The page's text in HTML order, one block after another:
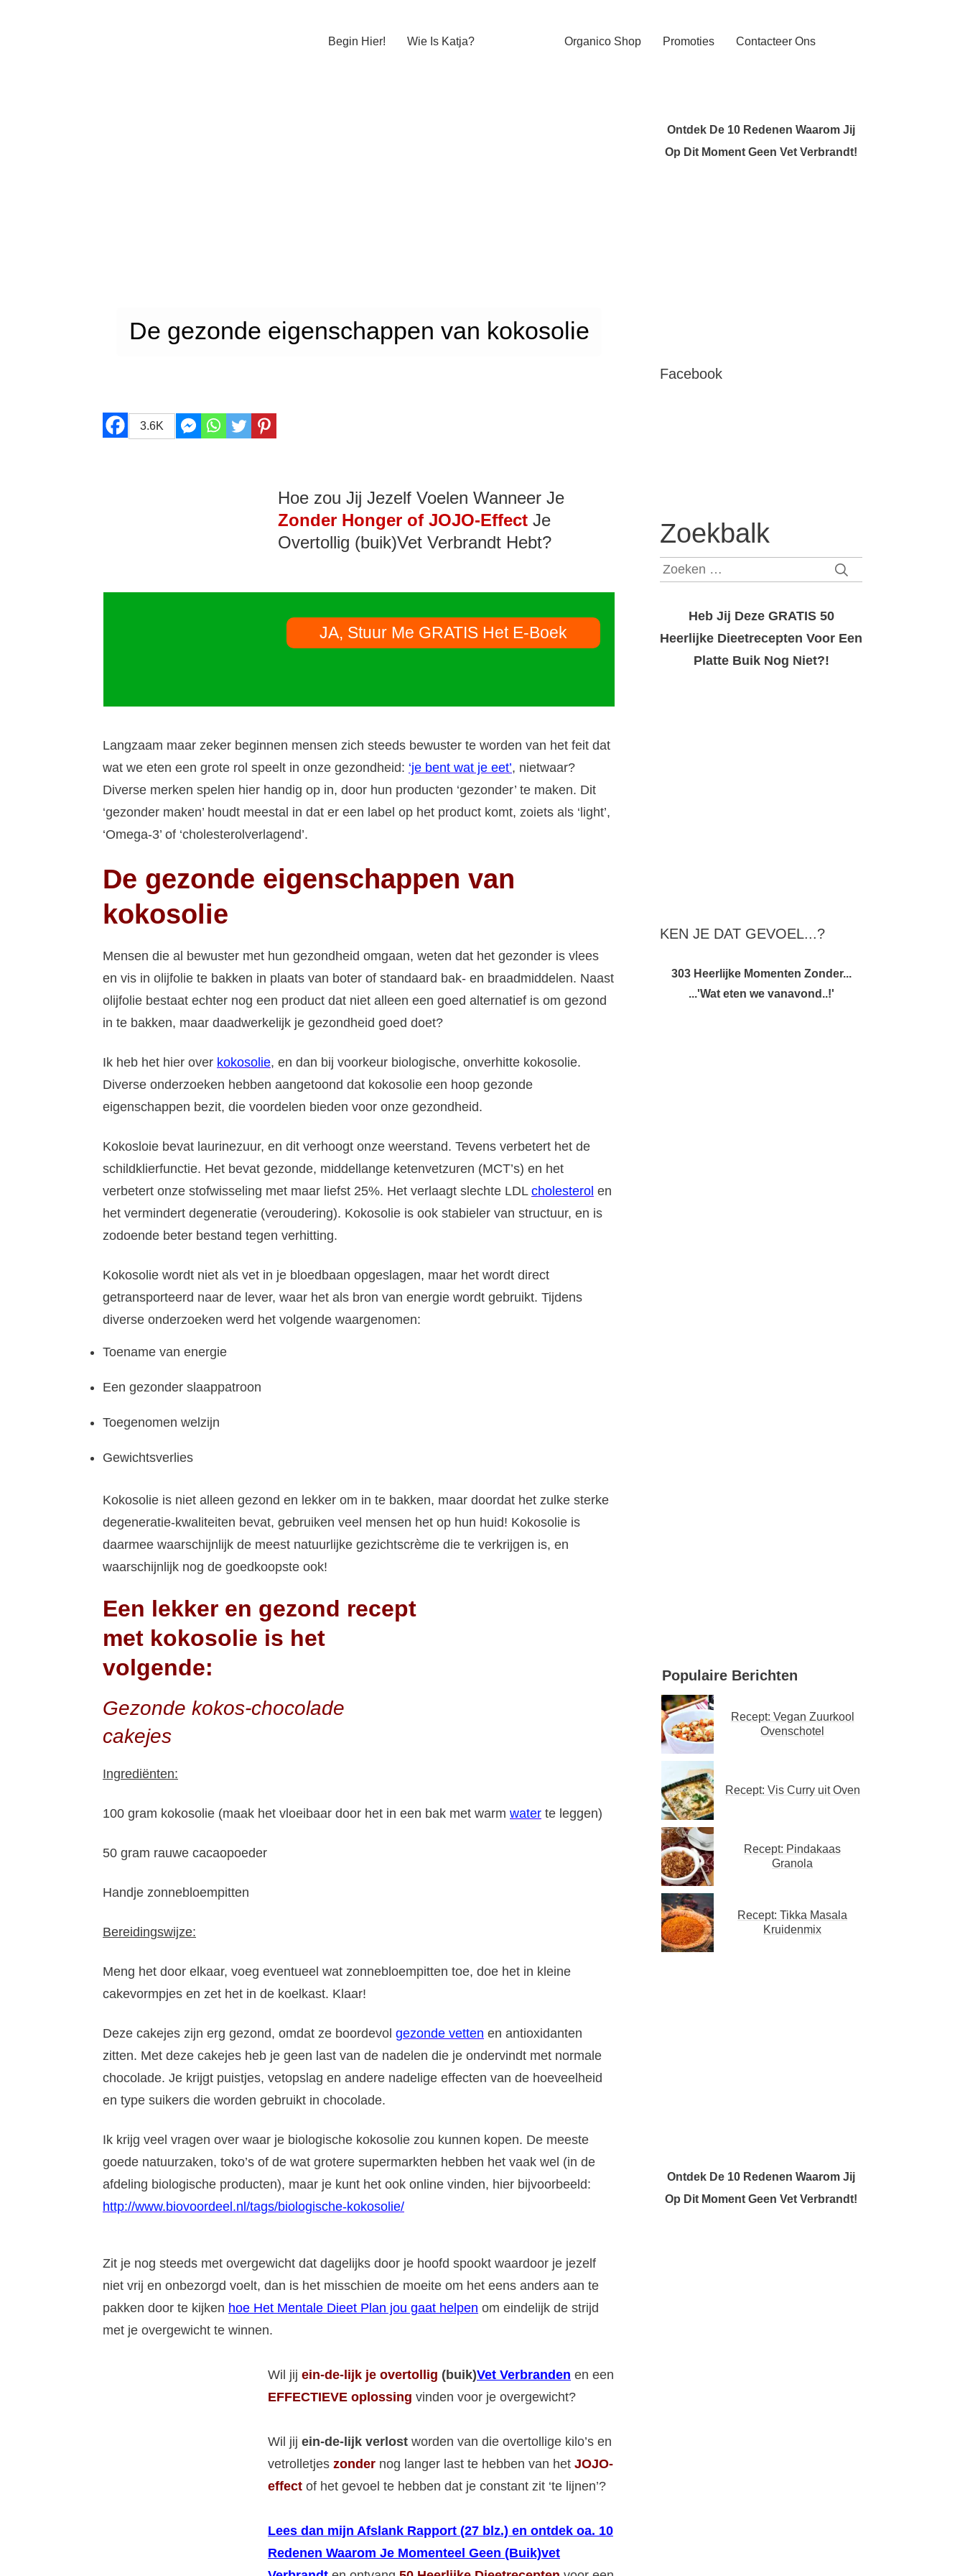
Begin Hier! Wie Is Katja? Organico Shop Promoties Contacteer Ons
De gezonde eigenschappen van kokosolie
3.6K
Hoe zou Jij Jezelf Voelen Wanneer Je
Zonder Honger of JOJO-Effect Je
Overtollig (buik)Vet Verbrandt Hebt?
JA, Stuur Me GRATIS Het E-Boek
Langzaam maar zeker beginnen mensen zich steeds bewuster te worden van het feit dat
wat we eten een grote rol speelt in onze gezondheid: ‘je bent wat je eet’, nietwaar?
Diverse merken spelen hier handig op in, door hun producten ‘gezonder’ te maken. Dit
‘gezonder maken’ houdt meestal in dat er een label op het product komt, zoiets als ‘light’,
‘Omega-3’ of ‘cholesterolverlagend’.
De gezonde eigenschappen van
kokosolie
Mensen die al bewuster met hun gezondheid omgaan, weten dat het gezonder is vlees
en vis in olijfolie te bakken in plaats van boter of standaard bak- en braadmiddelen. Naast
olijfolie bestaat echter nog een product dat niet alleen een goed alternatief is om gezond
in te bakken, maar daadwerkelijk je gezondheid goed doet?
Ik heb het hier over kokosolie, en dan bij voorkeur biologische, onverhitte kokosolie.
Diverse onderzoeken hebben aangetoond dat kokosolie een hoop gezonde
eigenschappen bezit, die voordelen bieden voor onze gezondheid.
Kokosloie bevat laurinezuur, en dit verhoogt onze weerstand. Tevens verbetert het de
schildklierfunctie. Het bevat gezonde, middellange ketenvetzuren (MCT’s) en het
verbetert onze stofwisseling met maar liefst 25%. Het verlaagt slechte LDL cholesterol en
het vermindert degeneratie (veroudering). Kokosolie is ook stabieler van structuur, en is
zodoende beter bestand tegen verhitting.
Kokosolie wordt niet als vet in je bloedbaan opgeslagen, maar het wordt direct
getransporteerd naar de lever, waar het als bron van energie wordt gebruikt. Tijdens
diverse onderzoeken werd het volgende waargenomen:
Toename van energie
Een gezonder slaappatroon
Toegenomen welzijn
Gewichtsverlies
Kokosolie is niet alleen gezond en lekker om in te bakken, maar doordat het zulke sterke
degeneratie-kwaliteiten bevat, gebruiken veel mensen het op hun huid! Kokosolie is
daarmee waarschijnlijk de meest natuurlijke gezichtscrème die te verkrijgen is, en
waarschijnlijk nog de goedkoopste ook!
Een lekker en gezond recept
met kokosolie is het
volgende:
Gezonde kokos-chocolade
cakejes
Ingrediënten:
100 gram kokosolie (maak het vloeibaar door het in een bak met warm water te leggen)
50 gram rauwe cacaopoeder
Handje zonnebloempitten
Bereidingswijze:
Meng het door elkaar, voeg eventueel wat zonnebloempitten toe, doe het in kleine
cakevormpjes en zet het in de koelkast. Klaar!
Deze cakejes zijn erg gezond, omdat ze boordevol gezonde vetten en antioxidanten
zitten. Met deze cakejes heb je geen last van de nadelen die je ondervindt met normale
chocolade. Je krijgt puistjes, vetopslag en andere nadelige effecten van de hoeveelheid
en type suikers die worden gebruikt in chocolade.
Ik krijg veel vragen over waar je biologische kokosolie zou kunnen kopen. De meeste
goede natuurzaken, toko’s of de wat grotere supermarkten hebben het vaak wel (in de
afdeling biologische producten), maar je kunt het ook online vinden, hier bijvoorbeeld:
http://www.biovoordeel.nl/tags/biologische-kokosolie/
Zit je nog steeds met overgewicht dat dagelijks door je hoofd spookt waardoor je jezelf
niet vrij en onbezorgd voelt, dan is het misschien de moeite om het eens anders aan te
pakken door te kijken hoe Het Mentale Dieet Plan jou gaat helpen om eindelijk de strijd
met je overgewicht te winnen.
Wil jij ein-de-lijk je overtollig (buik)Vet Verbranden en een
EFFECTIEVE oplossing vinden voor je overgewicht?
Wil jij ein-de-lijk verlost worden van die overtollige kilo’s en
vetrolletjes zonder nog langer last te hebben van het JOJO-
effect of het gevoel te hebben dat je constant zit ‘te lijnen’?
Lees dan mijn Afslank Rapport (27 blz.) en ontdek oa. 10
Redenen Waarom Je Momenteel Geen (Buik)vet
Ontdek De 10 Redenen Waarom Jij
Op Dit Moment Geen Vet Verbrandt!
Facebook
Zoekbalk
Zoeken
Heb Jij Deze GRATIS 50
Heerlijke Dieetrecepten Voor Een
Platte Buik Nog Niet?!
KEN JE DAT GEVOEL...?
303 Heerlijke Momenten Zonder...
...'Wat eten we vanavond..!'
Populaire Berichten
Recept: Vegan Zuurkool
Ovenschotel
Recept: Vis Curry uit Oven
Recept: Pindakaas
Granola
Recept: Tikka Masala
Kruidenmix
Ontdek De 10 Redenen Waarom Jij
Op Dit Moment Geen Vet Verbrandt!